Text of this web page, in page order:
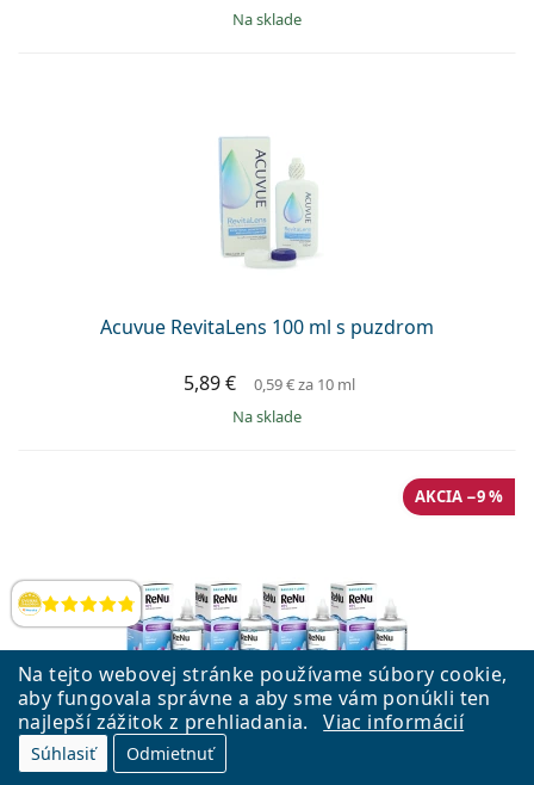
Na tejto webovej stránke používame súbory cookie,
aby fungovala správne a aby sme vám ponúkli ten
najlepší zážitok z prehliadania.
Viac informácií
Súhlasiť Odmietnuť
Hodnotenia
na sklade
Acuvue RevitaLens 100 ml s puzdrom
5,89 € 0,59 €za 10 ml
na sklade
ReNu MPS Sensitive Eyes 4 x 360 ml s puzdrami
AKCIA −9 %
43,96 € 40,09 €